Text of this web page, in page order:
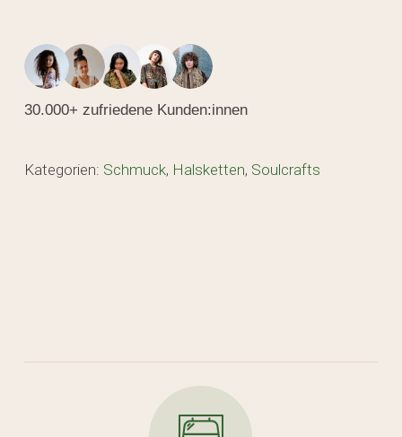
30.000+ zufriedene Kunden:innen
Kategorien: Schmuck, Halsketten, Soulcrafts